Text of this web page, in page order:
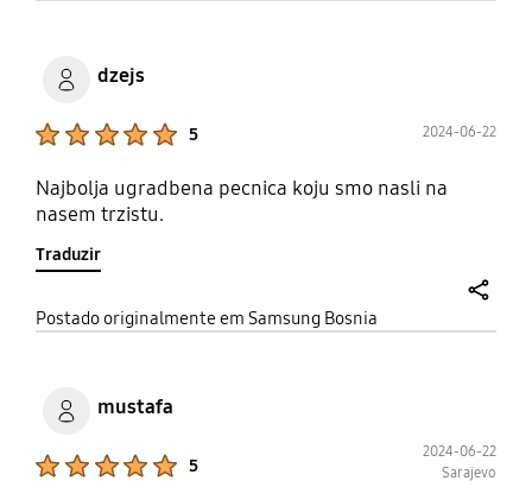
dzejs
5 2024-06-22
Najbolja ugradbena pecnica koju smo nasli na
nasem trzistu.
Traduzir
Postado originalmente em Samsung Bosnia
mustafa
5
2024-06-22
Sarajevo